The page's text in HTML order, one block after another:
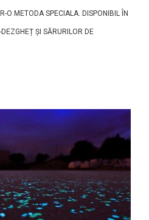
O METODA SPECIALA. DISPONIBIL ÎN
ȘI SĂRURILOR DE